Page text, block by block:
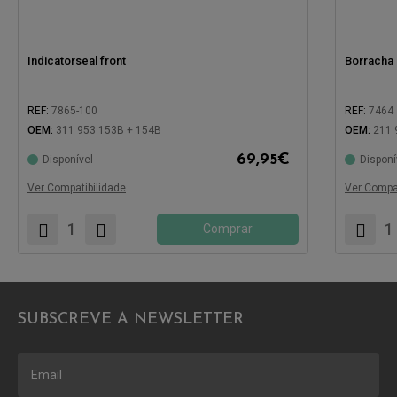
Indicatorseal front
REF: 7865-100
OEM: 311 953 153B + 154B
Disponível 69,95€
Ver Compatibilidade
Comprar
REF: 7464
OEM: 211
Ver
SUBSCREVE A NEWSLETTER